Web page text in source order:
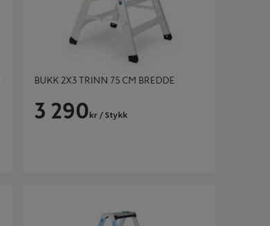
BUKK 2X3 TRINN 75 CM BREDDE
3 290 kr / Stykk